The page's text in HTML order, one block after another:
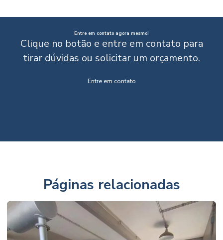
Entre em contato agora mesmo!
Clique no botão e entre em contato para
tirar dúvidas ou solicitar um orçamento.
Entre em contato
Páginas relacionadas